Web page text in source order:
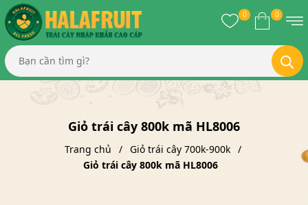
0 0
Giỏ trái cây 800k mã HL8006
Trang chủ
Giỏ trái cây 700k-900k
Giỏ trái cây 800k mã HL8006